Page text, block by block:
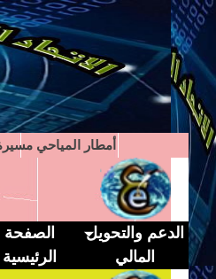
أمطار المياحي
الدعم والتحويل
المالي
الصفحة
الرئيسية